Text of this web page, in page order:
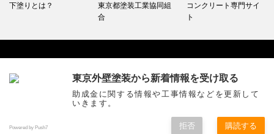
下塗りとは？
東京都塗装工業協同組
合
コンクリート専門サイ
ト
Facebook
Copyright © 価格と耐用年数に特化した東京外壁塗装All Rights Reserved.
東京外壁塗装から新着情報を受け取る
助成金に関する情報や工事情報などを更新して
いきます。
Powered by Push7 拒否 購読する